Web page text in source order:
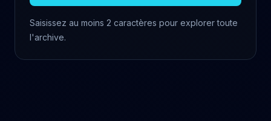
Saisissez au moins 2 caractères pour explorer toute
l'archive.